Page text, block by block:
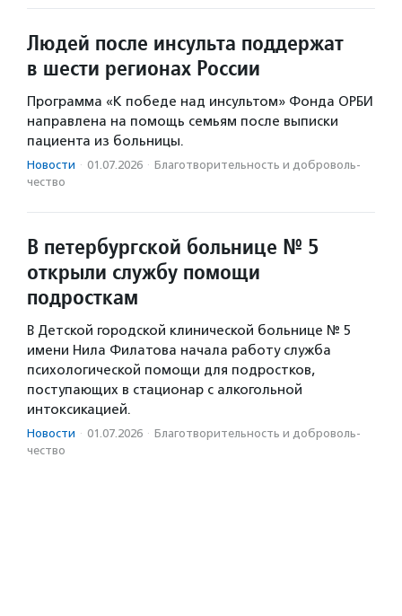
Людей после инсульта поддержат
в шести регионах России
Программа «К победе над инсультом» Фонда ОРБИ
направлена на помощь семьям после выписки
пациента из больницы.
Новости · 01.07.2026 · Благотвори­тель­ность и доброволь­
чест­во
В петербургской больнице № 5
открыли службу помощи
подросткам
В Детской городской клинической больнице № 5
имени Нила Филатова начала работу служба
психологической помощи для подростков,
поступающих в стационар с алкогольной
интоксикацией.
Новости · 01.07.2026 · Благотвори­тель­ность и доброволь­
чест­во